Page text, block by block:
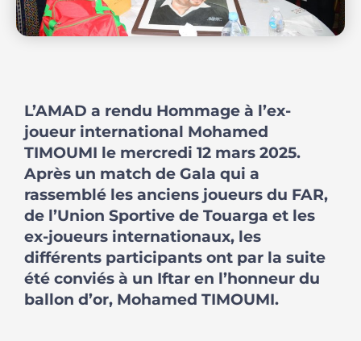
L’AMAD a rendu Hommage à l’ex-
joueur international Mohamed
TIMOUMI le mercredi 12 mars 2025.
Après un match de Gala qui a
rassemblé les anciens joueurs du FAR,
de l’Union Sportive de Touarga et les
ex-joueurs internationaux, les
différents participants ont par la suite
été conviés à un Iftar en l’honneur du
ballon d’or, Mohamed TIMOUMI.